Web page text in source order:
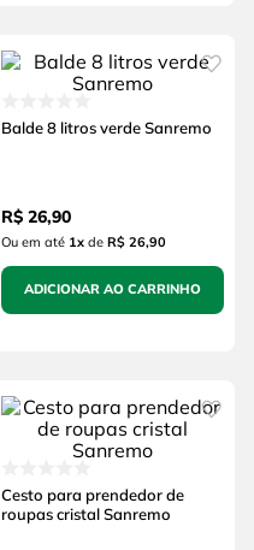
Balde 8 litros verde Sanremo
R$ 26,90
Ou em até 1xde R$ 26,90
ADICIONAR AO CARRINHO
Cesto para prendedor de
roupas cristal Sanremo